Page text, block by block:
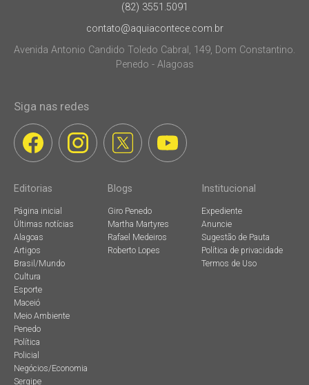
(82) 3551.5091
contato@aquiacontece.com.br
Avenida Antonio Candido Toledo Cabral, 149, Dom Constantino.
Penedo - Alagoas
Siga nas redes
Editorias
Página inicial
Últimas notícias
Alagoas
Artigos
Brasil/Mundo
Cultura
Esporte
Maceió
Meio Ambiente
Penedo
Política
Policial
Negócios/Economia
Sergipe
Blogs
Giro Penedo
Martha Martyres
Rafael Medeiros
Roberto Lopes
Institucional
Expediente
Anuncie
Sugestão de Pauta
Política de privacidade
Termos de Uso